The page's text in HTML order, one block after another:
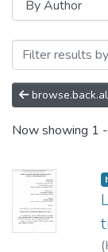
Browsing
Now showing 1
(